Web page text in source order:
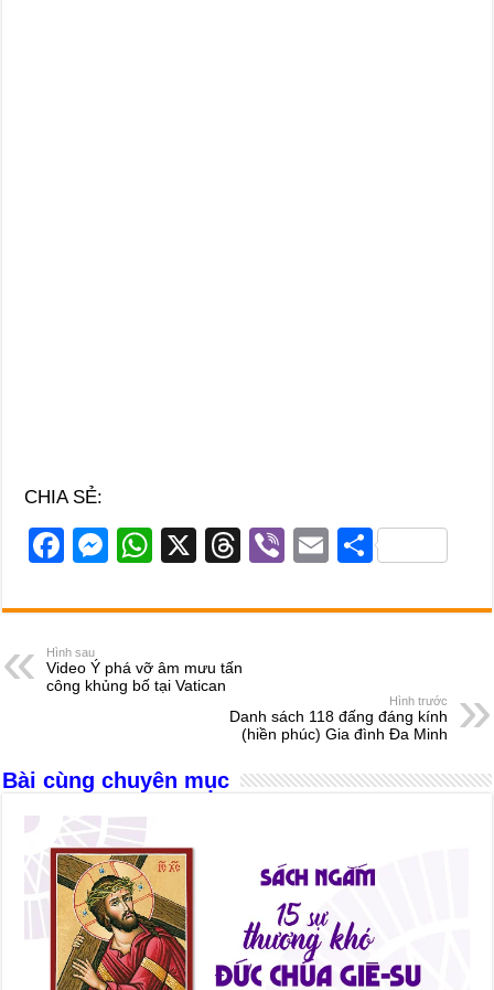
CHIA SẺ:
F
c
e
b
k
M
ss
n
W
at
A
X
T
e
d
s
Vi
er
E
ail
S
ar
Hình sau
Video Ý phá vỡ âm mưu tấn
công khủng bố tại Vatican
Hình trước
Danh sách 118 đấng đáng kính
(hiền phúc) Gia đình Đa Minh
Bài cùng chuyên mục